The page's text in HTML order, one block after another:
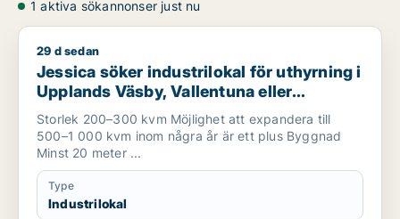
1 aktiva sökannonser just nu
Jessica söker industrilokal för uthyrning i Upplands Väsby,
29 d sedan
Jessica söker industrilokal för uthyrning i
Upplands Väsby, Vallentuna eller
Upplands-Bro m.fl.
Storlek 200–300 kvm Möjlighet att expandera till
500–1 000 kvm inom några år är ett plus Byggnad
Minst 20 meter ...
Type
Industrilokal